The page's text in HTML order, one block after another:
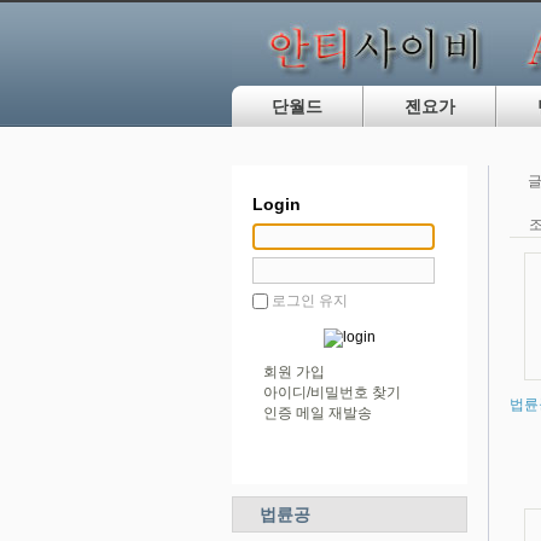
단월드 젠요가
Login
로그인 유지
회원 가입
아이디/비밀번호 찾기
인증 메일 재발송
법륜공
법